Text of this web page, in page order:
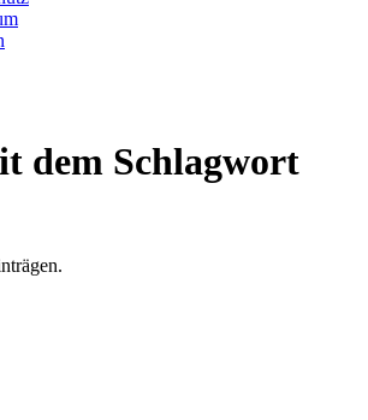
dem Schlagwort